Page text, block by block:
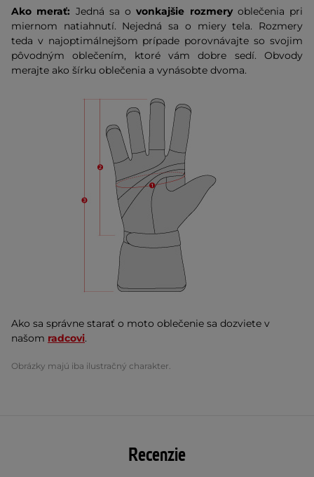
Ako merať: Jedná sa ovonkajšie rozmeryoblečenia pri
miernom natiahnutí. Nejedná sa o miery tela. Rozmery
teda v najoptimálnejšom prípade porovnávajte so svojim
pôvodným oblečením, ktoré vám dobre sedí. Obvody
merajte ako šírku oblečenia a vynásobte dvoma.
Ako sa správne starať o moto oblečenie sa dozviete v
našom radcovi.
Obrázky majú iba ilustračný charakter.
Recenzie